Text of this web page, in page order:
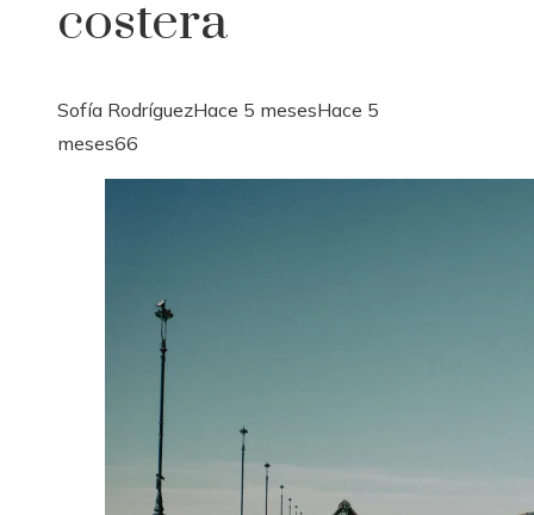
costera
Sofía RodríguezHace 5 mesesHace 5
meses66